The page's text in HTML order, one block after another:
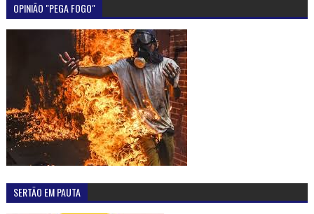
OPINIÃO "PEGA FOGO"
SERTÃO EM PAUTA